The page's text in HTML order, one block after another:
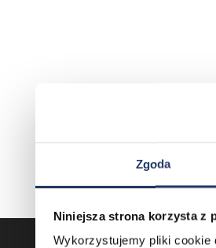
Zgoda
Niniejsza strona korzysta z
Wykorzystujemy pliki cookie